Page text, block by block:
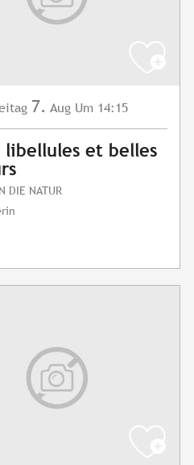
7. Aug Um 14:15
libellules et belles
DIE NATUR